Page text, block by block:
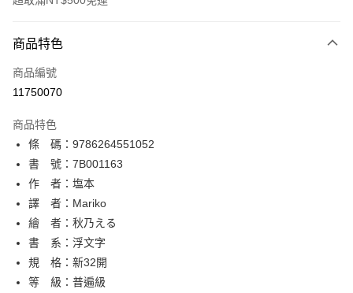
信用卡一次付款
超商取貨付款
相關說明
【關於「AFTEE先享後付」】
AFTEE先享後付是「在收到商品之後才付款」的支付方式。 讓您購物簡單
便利好安心！
１．簡單：不需註冊會員、不需綁卡、不需儲值。
２．便利：只要手機號碼，簡訊認證，即可結帳。
３．安心：先確認商品／服務後，再付款。
【「AFTEE先享後付」結帳流程】
１．於結帳方式選擇「AFTEE先享後付」後，將跳轉至「AFTEE先享後付」
結帳頁面，進行簡訊認證並確認金額後，即可完成結帳。
２．訂單成立數日內，您將收到繳費通知簡訊。
ATM付款
運送方式
全家取貨付款
每筆NT$80，滿NT$500(含以上)免運費
付款後全家取貨
商品特色
商品編號
11750070
商品特色
條 碼：9786264551052
書 號：7B001163
作 者：塩本
譯 者：Mariko
繪 者：秋乃える
書 系：浮文字
規 格：新32開
等 級：普遍級